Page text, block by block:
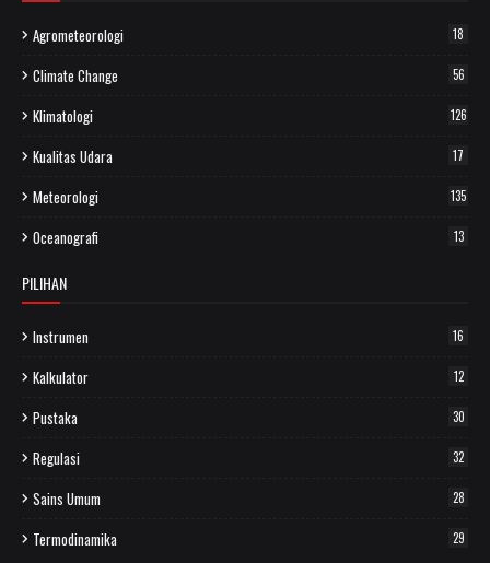
Agrometeorologi 18
Climate Change 56
Klimatologi 126
Kualitas Udara 17
Meteorologi 135
Oceanografi 13
PILIHAN
Instrumen 16
Kalkulator 12
Pustaka 30
Regulasi 32
Sains Umum 28
Termodinamika 29